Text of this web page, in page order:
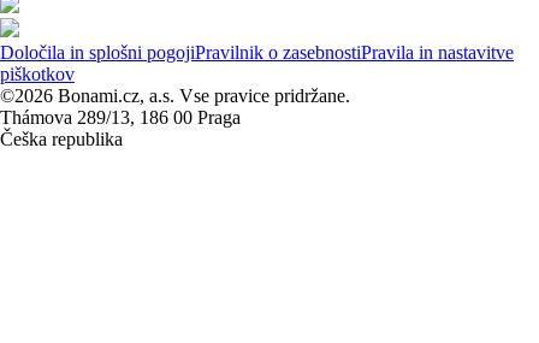
Določila in splošni pogojiPravilnik o zasebnostiPravila in nastavitve
piškotkov
©2026 Bonami.cz, a.s. Vse pravice pridržane.
Thámova 289/13, 186 00 Praga
Češka republika